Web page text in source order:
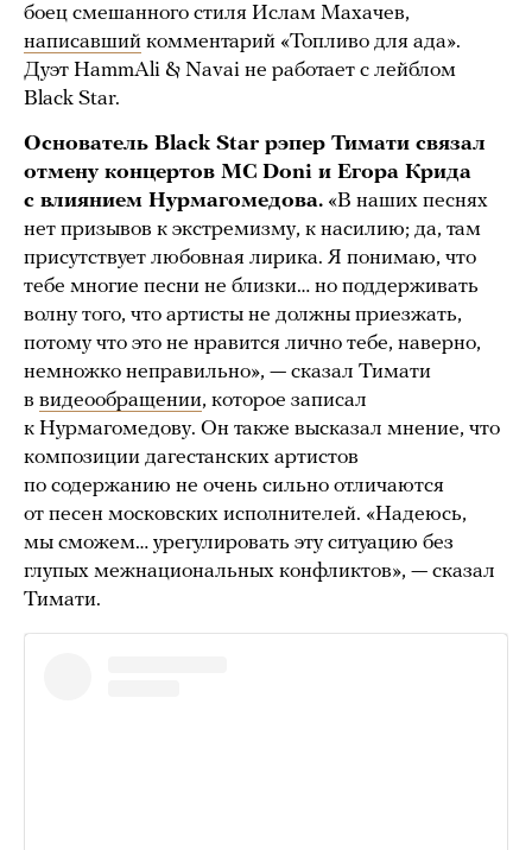
боец смешанного стиля Ислам Махачев,
написавший комментарий «Топливо для ада».
Дуэт HammAli & Navai не работает с лейблом
Black Star.
Основатель Black Star рэпер Тимати связал
отмену концертов MC Doni и Егора Крида
с влиянием Нурмагомедова. «В наших песнях
нет призывов к экстремизму, к насилию; да, там
присутствует любовная лирика. Я понимаю, что
тебе многие песни не близки… но поддерживать
волну того, что артисты не должны приезжать,
потому что это не нравится лично тебе, наверно,
немножко неправильно», — сказал Тимати
в видеообращении, которое записал
к Нурмагомедову. Он также высказал мнение, что
композиции дагестанских артистов
по содержанию не очень сильно отличаются
от песен московских исполнителей. «Надеюсь,
мы сможем… урегулировать эту ситуацию без
глупых межнациональных конфликтов», — сказал
Тимати.